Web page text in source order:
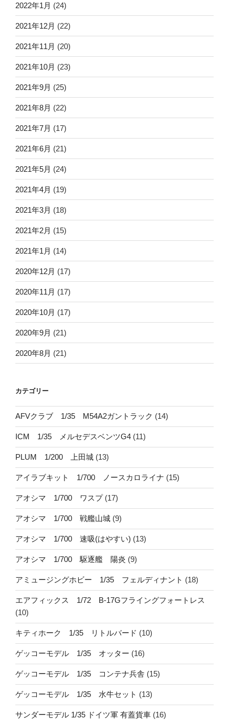
2022年1月 (24)
2021年12月 (22)
2021年11月 (20)
2021年10月 (23)
2021年9月 (25)
2021年8月 (22)
2021年7月 (17)
2021年6月 (21)
2021年5月 (24)
2021年4月 (19)
2021年3月 (18)
2021年2月 (15)
2021年1月 (14)
2020年12月 (17)
2020年11月 (17)
2020年10月 (17)
2020年9月 (21)
2020年8月 (21)
カテゴリー
AFVクラブ 1/35 M54A2ガントラック (14)
ICM 1/35 メルセデスベンツG4 (11)
PLUM 1/200 上田城 (13)
アイラブキット 1/700 ノースカロライナ (15)
アオシマ 1/700 ワスプ(17)
アオシマ 1/700 戦艦山城 (9)
アオシマ 1/700 速吸(はやすい) (13)
アオシマ 1/700 駆逐艦 陽炎 (9)
アミュージングホビー 1/35 フェルディナント (18)
エアフィックス 1/72 B-17Gフライングフォートレス
(10)
キティホーク 1/35 リトルバード (10)
ゲッコーモデル 1/35 オッター (16)
ゲッコーモデル 1/35 コンテナ兵舎 (15)
ゲッコーモデル 1/35 水牛セット (13)
サンダーモデル 1/35 ドイツ軍 有蓋貨車 (16)